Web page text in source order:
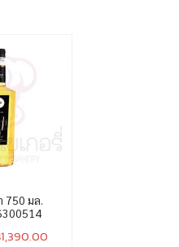
750 มล.
1,390.00